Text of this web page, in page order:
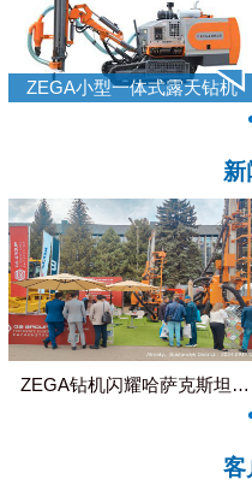
ZEGA小型一体式露天钻机
新
ZEGA钻机闪耀哈萨克斯坦国际...
客